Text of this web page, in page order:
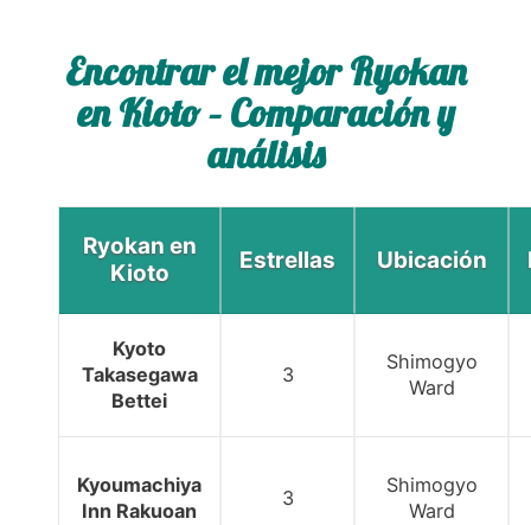
Encontrar el mejor Ryokan
en Kioto – Comparación y
análisis
Ryokan en
Kioto
Estrellas Ubicación
Kyoto
Takasegawa
Bettei
3
Shimogyo
Ward
Kyoumachiya
Inn Rakuoan
3
Shimogyo
Ward